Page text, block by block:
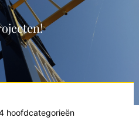
hoofdcategorieën